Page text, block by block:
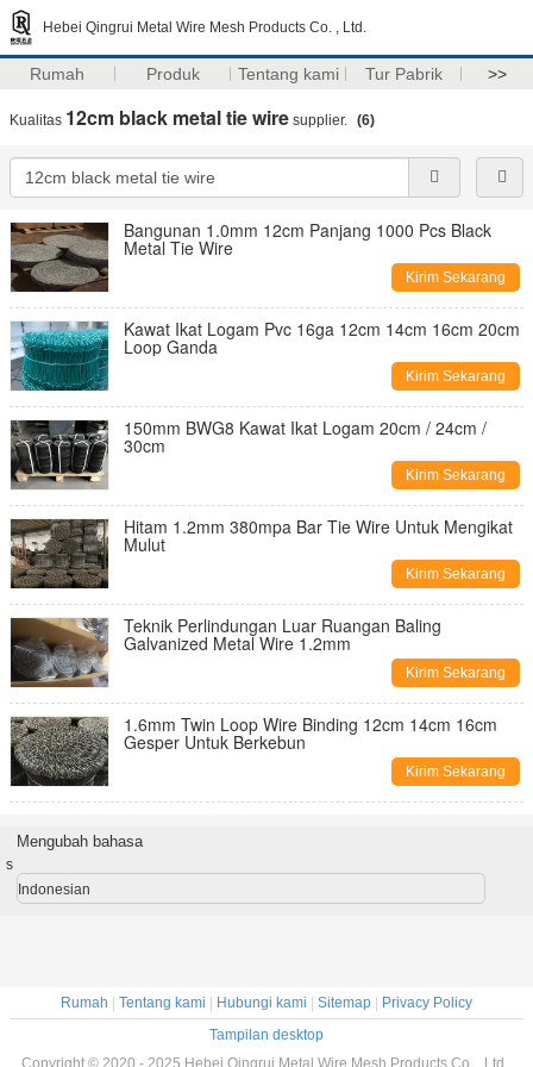
Hebei Qingrui Metal Wire Mesh Products Co. , Ltd.
Rumah Produk Tentang kami Tur Pabrik >>
Kualitas 12cm black metal tie wire supplier. (6)
Bangunan 1.0mm 12cm Panjang 1000 Pcs Black
Metal Tie Wire
Kirim Sekarang
Kawat Ikat Logam Pvc 16ga 12cm 14cm 16cm 20cm
Loop Ganda
Kirim Sekarang
150mm BWG8 Kawat Ikat Logam 20cm / 24cm /
30cm
Kirim Sekarang
Hitam 1.2mm 380mpa Bar Tie Wire Untuk Mengikat
Mulut
Kirim Sekarang
Teknik Perlindungan Luar Ruangan Baling
Galvanized Metal Wire 1.2mm
Kirim Sekarang
1.6mm Twin Loop Wire Binding 12cm 14cm 16cm
Gesper Untuk Berkebun
Kirim Sekarang
Mengubah bahasa
s
Indonesian
Rumah Tentang kami Hubungi kami Sitemap
Privacy Policy
Tampilan desktop
Copyright © 2020 - 2025 Hebei Qingrui Metal Wire Mesh Products Co. , Ltd..